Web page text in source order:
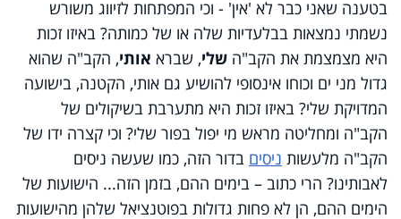
בטענה שאני כבר לא 'אין' - וכי המפתחות לזיווג משורש
נשמתי נמצאות בבלעדיות שלה או של כמותה? באיזו זכות
היא מצמצמת את הקב"ה שלי, שברא אותי, הקב"ה שהוא
גדול מני ים וכוחו אינסופי להושיע גם אותי, הקטנה, בישועה
המדויקת שלי? באיזו זכות היא מתערבת בשיקולים של
הקב"ה ומחליטה מראש מי יפול בפור שלי? וכי קצרה ידו של
הקב"ה מלעשות ניסים בדור הזה, כמו שעשה ניסים
לאבותינו? הרי כתוב – בימים ההם, בזמן הזה... הישועות של
הימים ההם, הן לא פחות גדולות בפוטנציאל שלהן מהישועות